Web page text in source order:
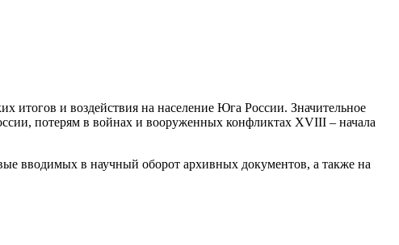
итогов и воздействия на население Юга России. Значительное
потерям в войнах и вооруженных конфликтах XVIII – начала
вводимых в научный оборот архивных документов, а также на